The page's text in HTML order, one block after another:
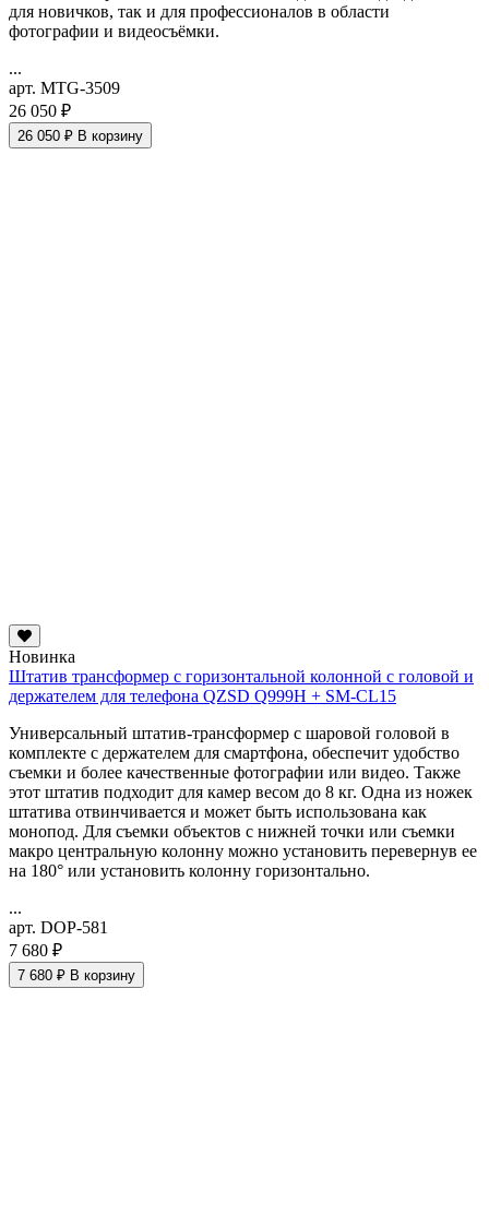
для новичков, так и для профессионалов в области
фотографии и видеосъёмки.
...
арт. MTG-3509
26 050 ₽
26 050 ₽ В корзину
Новинка
Штатив трансформер с горизонтальной колонной с головой и
держателем для телефона QZSD Q999H + SM-CL15
Универсальный штатив-трансформер с шаровой головой в
комплекте с держателем для смартфона, обеспечит удобство
съемки и более качественные фотографии или видео. Также
этот штатив подходит для камер весом до 8 кг. Одна из ножек
штатива отвинчивается и может быть использована как
монопод. Для съемки объектов с нижней точки или съемки
макро центральную колонну можно установить перевернув ее
на 180° или установить колонну горизонтально.
...
арт. DOP-581
7 680 ₽
7 680 ₽ В корзину